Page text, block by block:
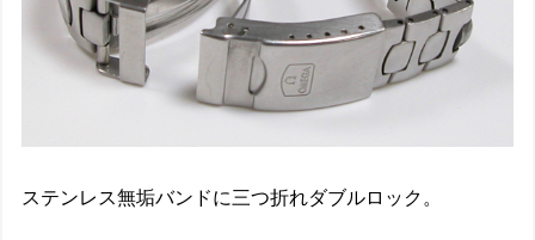
ステンレス無垢バンドに三つ折れダブルロック。